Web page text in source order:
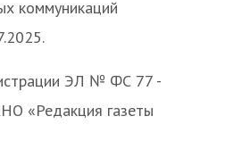
коммуникаций
ЭЛ № ФС 77 -
«Редакция газеты